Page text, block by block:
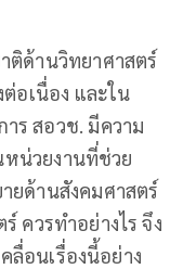
ติด้านวิทยาศาสตร์
อเนื่อง และใน
ร สอวช. มีความ
หน่วยงานที่ช่วย
ยด้านสังคมศาสตร์
ควรทำอย่างไร จึง
ลื่อนเรื่องนี้อย่าง